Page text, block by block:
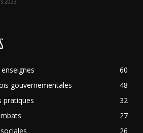
60
gouvernementales
48
pratiques
32
27
26